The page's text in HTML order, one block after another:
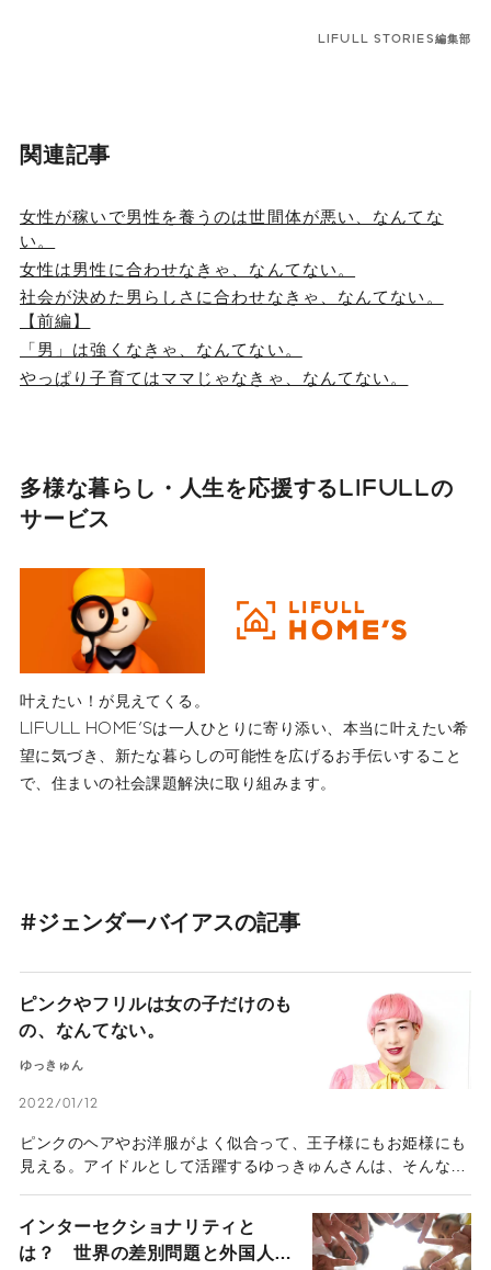
LIFULL STORIES編集部
関連記事
女性が稼いで男性を養うのは世間体が悪い、なんてな
い。
女性は男性に合わせなきゃ、なんてない。
社会が決めた男らしさに合わせなきゃ、なんてない。
【前編】
「男」は強くなきゃ、なんてない。
やっぱり子育てはママじゃなきゃ、なんてない。
多様な暮らし・人生を応援するLIFULLの
サービス
叶えたい！が見えてくる。
LIFULL HOME'Sは一人ひとりに寄り添い、本当に叶えたい希
望に気づき、新たな暮らしの可能性を広げるお手伝いすること
で、住まいの社会課題解決に取り組みます。
#ジェンダーバイアスの記事
ピンクやフリルは女の子だけのも
の、なんてない。
ゆっきゅん
2022/01/12
ピンクのヘアやお洋服がよく似合って、王子様にもお姫様にも
見える。アイドルとして活躍するゆっきゅんさんは、そんな不
オーディション『ミスiD2017』で、男性として初めてのファ
イナリストにも選出された。「男ならこうあるべき」「女はこ
うすべき」といった決めつけが、世の中から少しずつ減りはじ
インターセクショナリティと
は？ 世界の差別問題と外国人に